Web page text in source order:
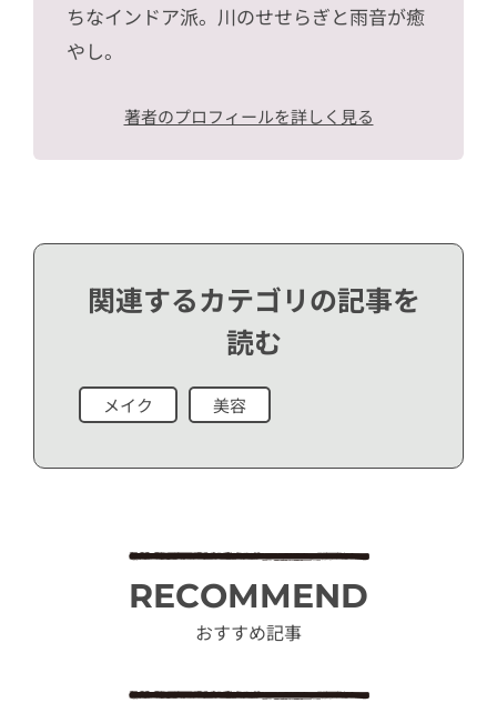
ちなインドア派。川のせせらぎと雨音が癒
やし。
著者のプロフィールを詳しく見る
関連するカテゴリの記事を
読む
メイク 美容
RECOMMEND
おすすめ記事